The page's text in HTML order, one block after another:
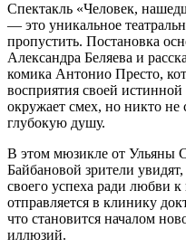
Спектакль «Человек,
— это уникальное
пропустить. Постановка
Александра Беляева и
комика Антонио Престо,
восприятия своей
окружает смех, но никто
глубокую душу.
В этом мюзикле от Ульяны
Байбановой зрители
своего успеха ради любви
отправляется в клинику
что становится началом
иллюзий.